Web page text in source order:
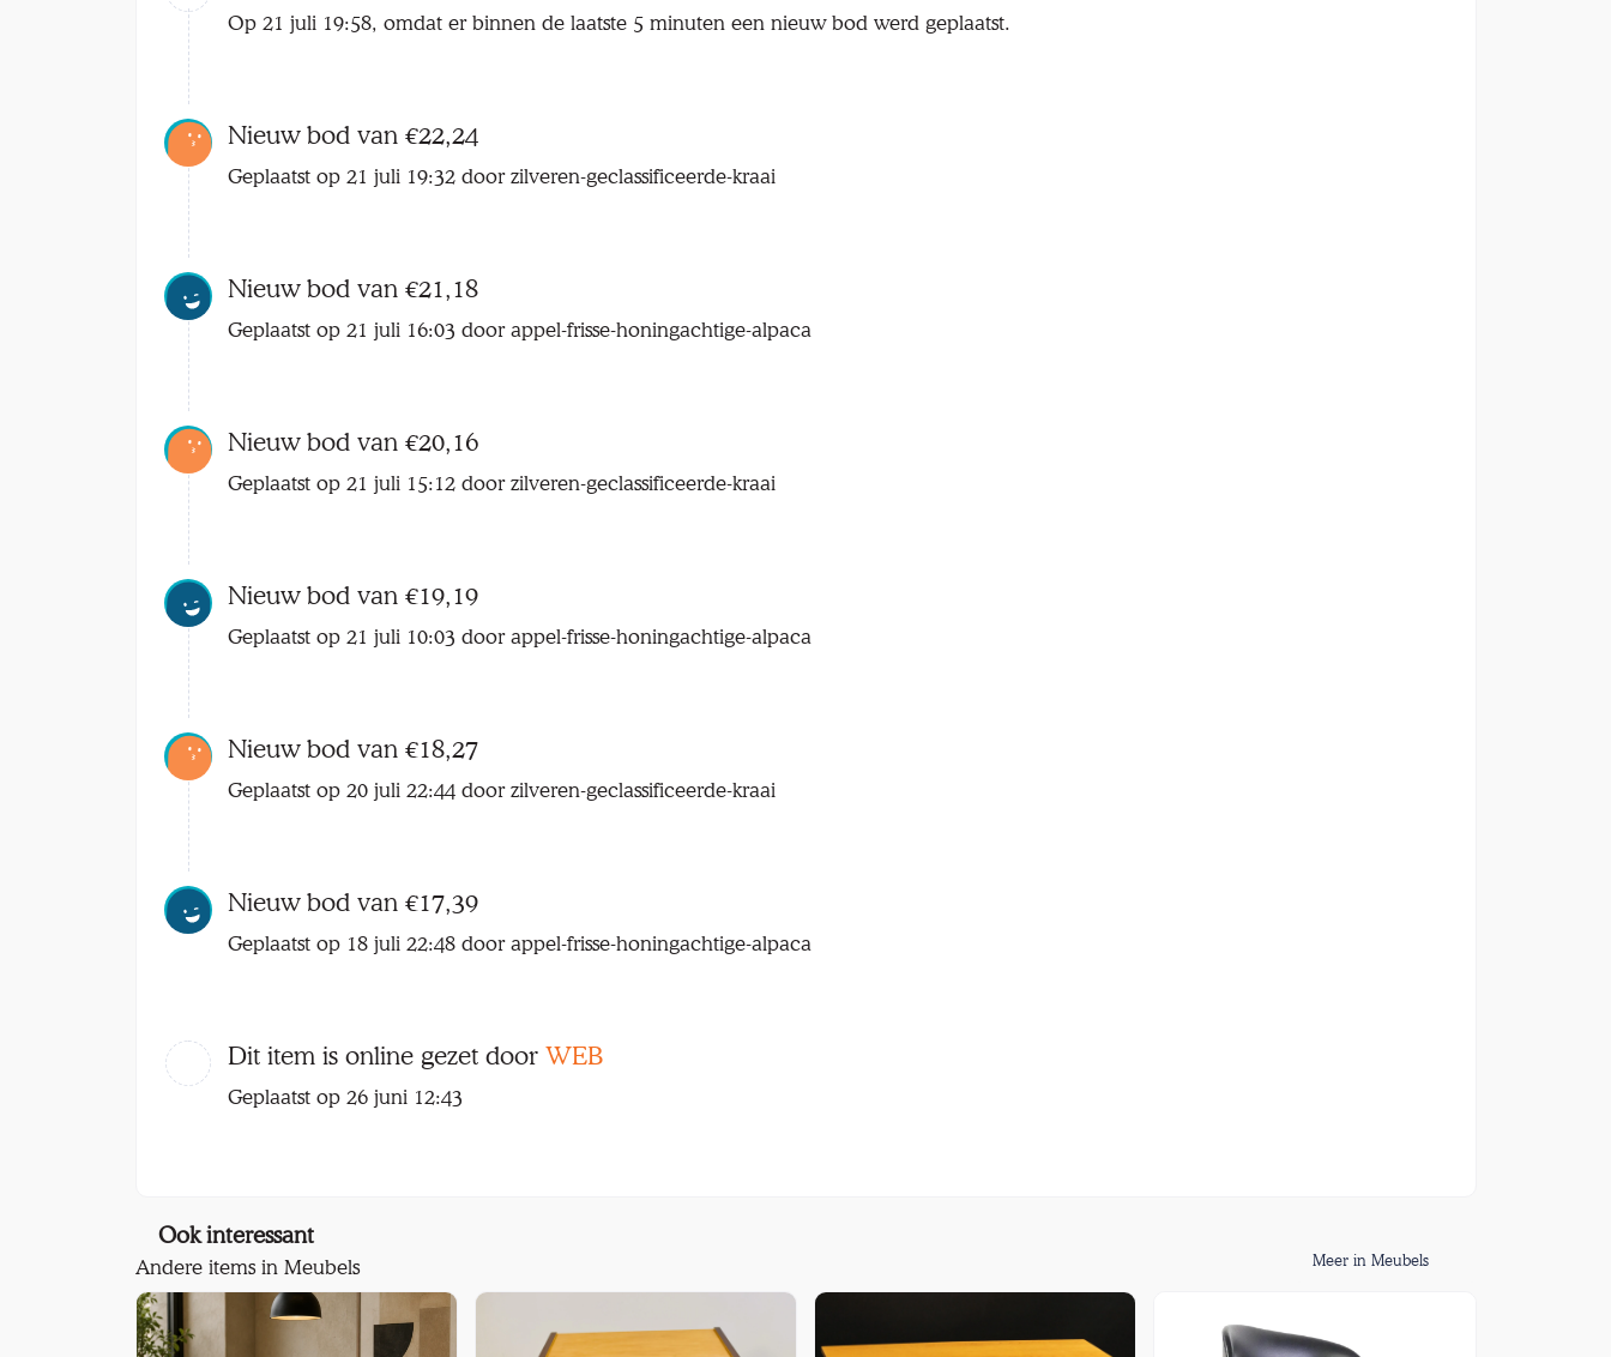
Op 21 juli 19:58, omdat er binnen de laatste 5 minuten een nieuw bod werd geplaatst.
Nieuw bod van €22,24
Geplaatst op 21 juli 19:32 door zilveren-geclassificeerde-kraai
Nieuw bod van €21,18
Geplaatst op 21 juli 16:03 door appel-frisse-honingachtige-alpaca
Nieuw bod van €20,16
Geplaatst op 21 juli 15:12 door zilveren-geclassificeerde-kraai
Nieuw bod van €19,19
Geplaatst op 21 juli 10:03 door appel-frisse-honingachtige-alpaca
Nieuw bod van €18,27
Geplaatst op 20 juli 22:44 door zilveren-geclassificeerde-kraai
Nieuw bod van €17,39
Geplaatst op 18 juli 22:48 door appel-frisse-honingachtige-alpaca
Dit item is online gezet door WEB
Geplaatst op 26 juni 12:43
Ook interessant
Andere items in Meubels Meer in Meubels